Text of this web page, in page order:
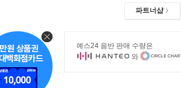
파트너샵
예스24 음반 판매 수량은
와